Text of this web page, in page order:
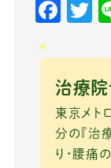
F
c
e
b
o
o
T
it
r
治療
東京メト
分の『治
り・腰痛